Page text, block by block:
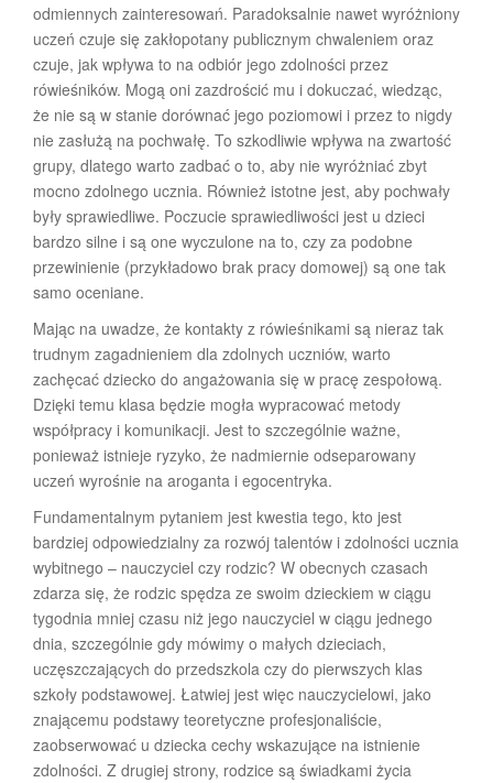
odmiennych zainteresowań. Paradoksalnie nawet wyróżniony
uczeń czuje się zakłopotany publicznym chwaleniem oraz
czuje, jak wpływa to na odbiór jego zdolności przez
rówieśników. Mogą oni zazdrościć mu i dokuczać, wiedząc,
że nie są w stanie dorównać jego poziomowi i przez to nigdy
nie zasłużą na pochwałę. To szkodliwie wpływa na zwartość
grupy, dlatego warto zadbać o to, aby nie wyróżniać zbyt
mocno zdolnego ucznia. Również istotne jest, aby pochwały
były sprawiedliwe. Poczucie sprawiedliwości jest u dzieci
bardzo silne i są one wyczulone na to, czy za podobne
przewinienie (przykładowo brak pracy domowej) są one tak
samo oceniane.
Mając na uwadze, że kontakty z rówieśnikami są nieraz tak
trudnym zagadnieniem dla zdolnych uczniów, warto
zachęcać dziecko do angażowania się w pracę zespołową.
Dzięki temu klasa będzie mogła wypracować metody
współpracy i komunikacji. Jest to szczególnie ważne,
ponieważ istnieje ryzyko, że nadmiernie odseparowany
uczeń wyrośnie na aroganta i egocentryka.
Fundamentalnym pytaniem jest kwestia tego, kto jest
bardziej odpowiedzialny za rozwój talentów i zdolności ucznia
wybitnego – nauczyciel czy rodzic? W obecnych czasach
zdarza się, że rodzic spędza ze swoim dzieckiem w ciągu
tygodnia mniej czasu niż jego nauczyciel w ciągu jednego
dnia, szczególnie gdy mówimy o małych dzieciach,
uczęszczających do przedszkola czy do pierwszych klas
szkoły podstawowej. Łatwiej jest więc nauczycielowi, jako
znającemu podstawy teoretyczne profesjonaliście,
zaobserwować u dziecka cechy wskazujące na istnienie
zdolności. Z drugiej strony, rodzice są świadkami życia